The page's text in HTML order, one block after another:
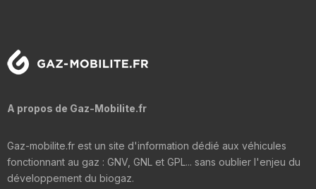
A propos de Gaz-Mobilite.fr
Gaz-mobilite.fr est un site d'information dédié aux véhicules
fonctionnant au gaz : GNV, GNL et GPL... sans oublier l'enjeu du
développement du biogaz.